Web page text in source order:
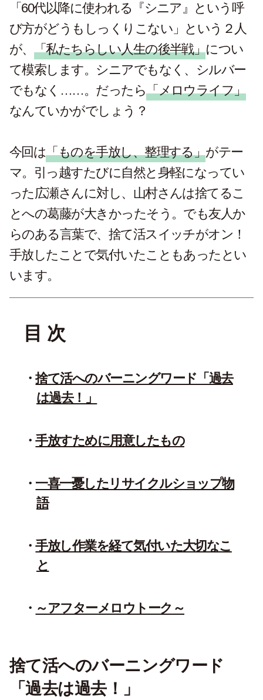
「60代以降に使われる『シニア』という呼
び方がどうもしっくりこない」という２人
が、 「私たちらしい人生の後半戦」につい
て模索します。シニアでもなく、シルバー
でもなく……。だったら「メロウライフ」
なんていかがでしょう？
今回は「ものを手放し、整理する」がテー
マ。引っ越すたびに自然と身軽になってい
った広瀬さんに対し、山村さんは捨てるこ
とへの葛藤が大きかったそう。でも友人か
らのある言葉で、捨て活スイッチがオン！
手放したことで気付いたこともあったとい
います。
目 次
捨て活へのバーニングワード「過去
は過去！」
手放すために用意したもの
一喜一憂したリサイクルショップ物
語
手放し作業を経て気付いた大切なこ
と
～アフターメロウトーク～
捨て活へのバーニングワード
「過去は過去！」